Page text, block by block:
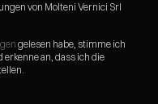
von Molteni Vernici Srl
gelesen habe, stimme ich
an, dass ich die